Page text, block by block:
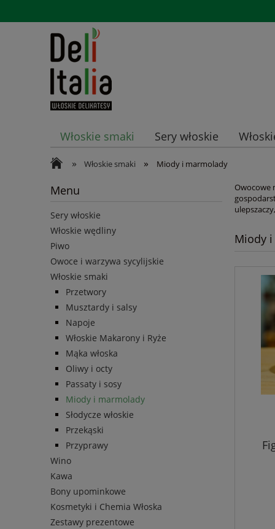
Włoskie smaki Sery włoskie
Promocje
» Włoskie smaki » Miody i marmolady
Menu
Sery włoskie
Włoskie wędliny
Piwo
Owoce i warzywa sycylijskie
Włoskie smaki
Przetwory
Musztardy i salsy
Napoje
Włoskie Makarony i Ryże
Mąka włoska
Oliwy i octy
Passaty i sosy
Miody i marmolady
Słodycze włoskie
Przekąski
Przyprawy
Wino
Kawa
Bony upominkowe
Kosmetyki i Chemia Włoska
Zestawy prezentowe
Owocowe
Miody